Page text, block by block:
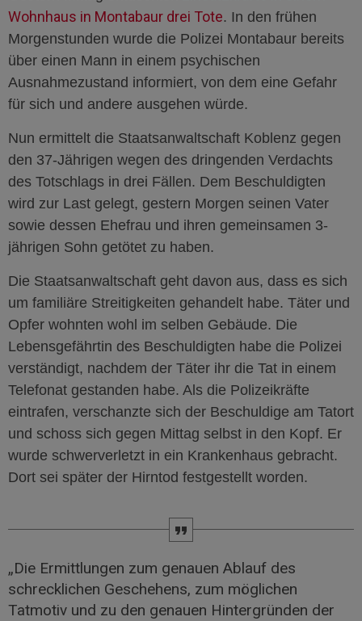
Wohnhaus in Montabaur drei Tote. In den frühen
Morgenstunden wurde die Polizei Montabaur bereits
über einen Mann in einem psychischen
Ausnahmezustand informiert, von dem eine Gefahr
für sich und andere ausgehen würde.
Nun ermittelt die Staatsanwaltschaft Koblenz gegen
den 37-Jährigen wegen des dringenden Verdachts
des Totschlags in drei Fällen. Dem Beschuldigten
wird zur Last gelegt, gestern Morgen seinen Vater
sowie dessen Ehefrau und ihren gemeinsamen 3-
jährigen Sohn getötet zu haben.
Die Staatsanwaltschaft geht davon aus, dass es sich
um familiäre Streitigkeiten gehandelt habe. Täter und
Opfer wohnten wohl im selben Gebäude. Die
Lebensgefährtin des Beschuldigten habe die Polizei
verständigt, nachdem der Täter ihr die Tat in einem
Telefonat gestanden habe. Als die Polizeikräfte
eintrafen, verschanzte sich der Beschuldige am Tatort
und schoss sich gegen Mittag selbst in den Kopf. Er
wurde schwerverletzt in ein Krankenhaus gebracht.
Dort sei später der Hirntod festgestellt worden.
„Die Ermittlungen zum genauen Ablauf des
schrecklichen Geschehens, zum möglichen
Tatmotiv und zu den genauen Hintergründen der